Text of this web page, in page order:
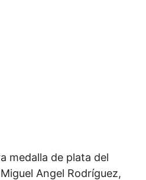
medalla de plata del
Angel Rodríguez,